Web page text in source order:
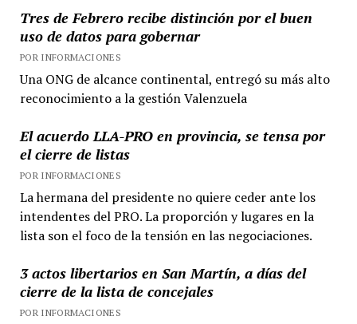
Tres de Febrero recibe distinción por el buen
uso de datos para gobernar
POR INFORMACIONES
Una ONG de alcance continental, entregó su más alto
reconocimiento a la gestión Valenzuela
El acuerdo LLA-PRO en provincia, se tensa por
el cierre de listas
POR INFORMACIONES
La hermana del presidente no quiere ceder ante los
intendentes del PRO. La proporción y lugares en la
lista son el foco de la tensión en las negociaciones.
3 actos libertarios en San Martín, a días del
cierre de la lista de concejales
POR INFORMACIONES